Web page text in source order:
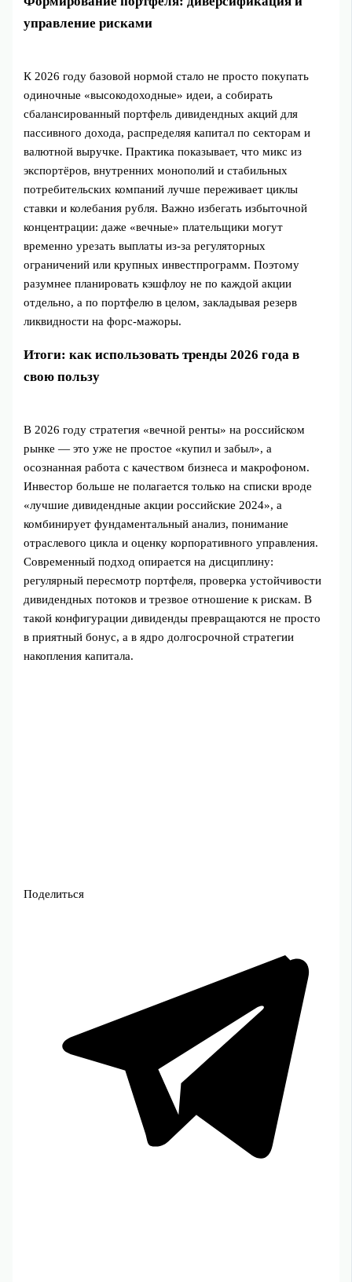
управление рисками
К 2026 году базовой нормой стало не просто покупать
одиночные «высокодоходные» идеи, а собирать
сбалансированный портфель дивидендных акций для
пассивного дохода, распределяя капитал по секторам и
валютной выручке. Практика показывает, что микс из
экспортёров, внутренних монополий и стабильных
потребительских компаний лучше переживает циклы
ставки и колебания рубля. Важно избегать избыточной
концентрации: даже «вечные» плательщики могут
временно урезать выплаты из‑за регуляторных
ограничений или крупных инвестпрограмм. Поэтому
разумнее планировать кэшфлоу не по каждой акции
отдельно, а по портфелю в целом, закладывая резерв
ликвидности на форс‑мажоры.
Итоги: как использовать тренды 2026 года в
свою пользу
В 2026 году стратегия «вечной ренты» на российском
рынке — это уже не простое «купил и забыл», а
осознанная работа с качеством бизнеса и макрофоном.
Инвестор больше не полагается только на списки вроде
«лучшие дивидендные акции российские 2024», а
комбинирует фундаментальный анализ, понимание
отраслевого цикла и оценку корпоративного управления.
Современный подход опирается на дисциплину:
регулярный пересмотр портфеля, проверка устойчивости
дивидендных потоков и трезвое отношение к рискам. В
такой конфигурации дивиденды превращаются не просто
в приятный бонус, а в ядро долгосрочной стратегии
накопления капитала.
Поделиться